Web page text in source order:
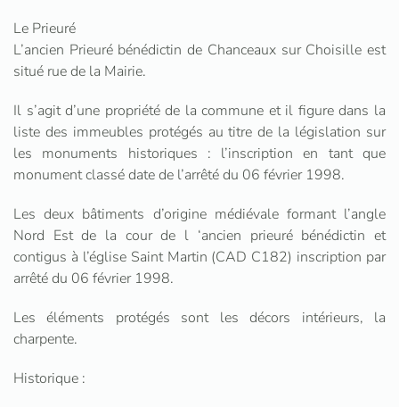
Le Prieuré
L’ancien Prieuré bénédictin de Chanceaux sur Choisille est
situé rue de la Mairie.
Il s’agit d’une propriété de la commune et il figure dans la
liste des immeubles protégés au titre de la législation sur
les monuments historiques : l’inscription en tant que
monument classé date de l’arrêté du 06 février 1998.
Les deux bâtiments d’origine médiévale formant l’angle
Nord Est de la cour de l ‘ancien prieuré bénédictin et
contigus à l’église Saint Martin (CAD C182) inscription par
arrêté du 06 février 1998.
Les éléments protégés sont les décors intérieurs, la
charpente.
Historique :